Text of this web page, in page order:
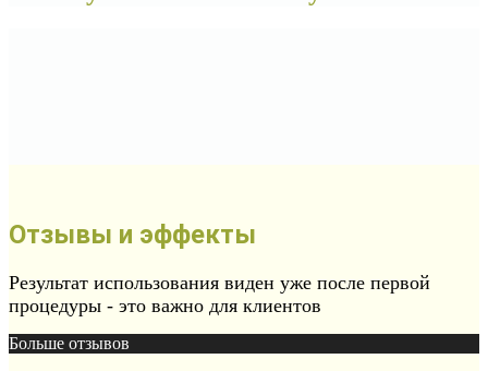
Отзывы и эффекты
Результат использования виден уже после первой
процедуры - это важно для клиентов
Больше отзывов